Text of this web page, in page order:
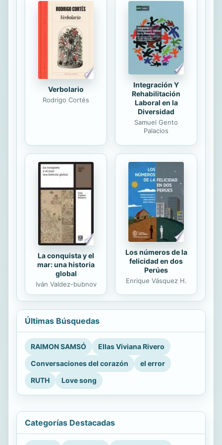
narrativas digitales y la comunicación
corporativa. El libro plantea una
mirada epistemológica y de análisis
de casos aterrizados en Ecuador y
Latinoamérica. En los...
Verbolario
Rodrigo Cortés
Integración Y
Rehabilitación
Laboral en la
Diversidad
Samuel Gento
Palacios
La conquista y el
mar: una historia
global
Iván Valdez-bubnov
Los números de la
felicidad en dos
Perúes
Enrique Vásquez H.
Últimas Búsquedas
RAIMON SAMSÓ
Ellas Viviana Rivero
Conversaciones del corazón
el error
RUTH
Love song
Categorías Destacadas